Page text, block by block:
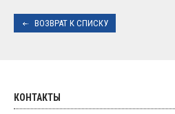
ВОЗВРАТ К СПИСКУ
КОНТАКТЫ